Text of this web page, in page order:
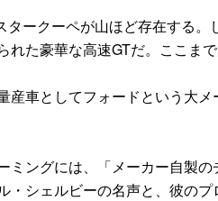
ークーペが山ほど存在する。
た豪華な高速GTだ。ここま
車としてフォードという大
ングには、「メーカー自製の
・シェルビーの名声と、彼の